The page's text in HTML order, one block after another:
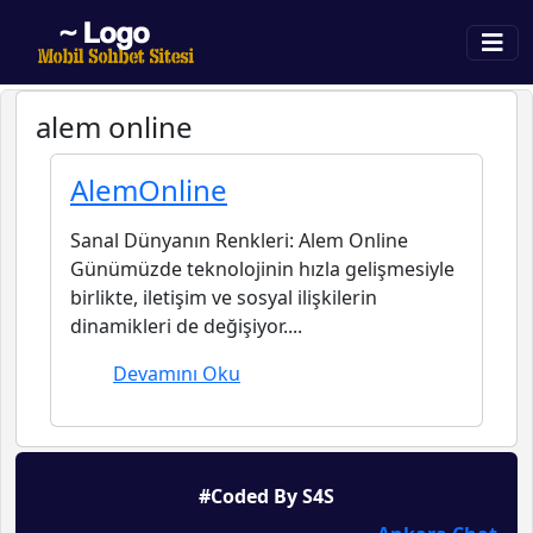
alem online
AlemOnline
Sanal Dünyanın Renkleri: Alem Online
Günümüzde teknolojinin hızla gelişmesiyle
birlikte, iletişim ve sosyal ilişkilerin
dinamikleri de değişiyor....
Devamını Oku
#Coded By S4S